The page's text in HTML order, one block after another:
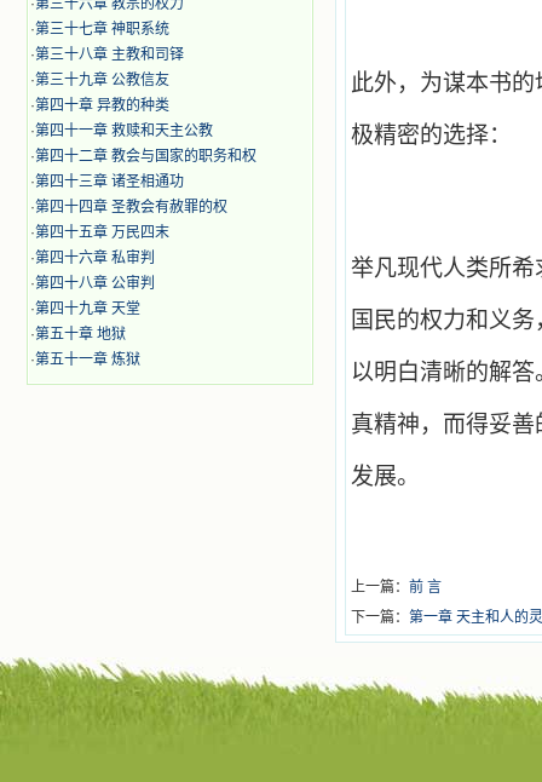
·第三十六章 教宗的权力
·第三十七章 神职系统
·第三十八章 主教和司铎
·第三十九章 公教信友
·第四十章 异教的种类
·第四十一章 救赎和天主公教
·第四十二章 教会与国家的职务和权
·第四十三章 诸圣相通功
·第四十四章 圣教会有赦罪的权
·第四十五章 万民四末
·第四十六章 私审判
·第四十八章 公审判
·第四十九章 天堂
·第五十章 地狱
·第五十一章 炼狱
此外，为谋本书
极精密的选择：
举凡现代人类所
国民的权力和义
以明白清晰的解
真精神，而得妥
发展。
上一篇： 前 言
下一篇： 第一章 天主和人的